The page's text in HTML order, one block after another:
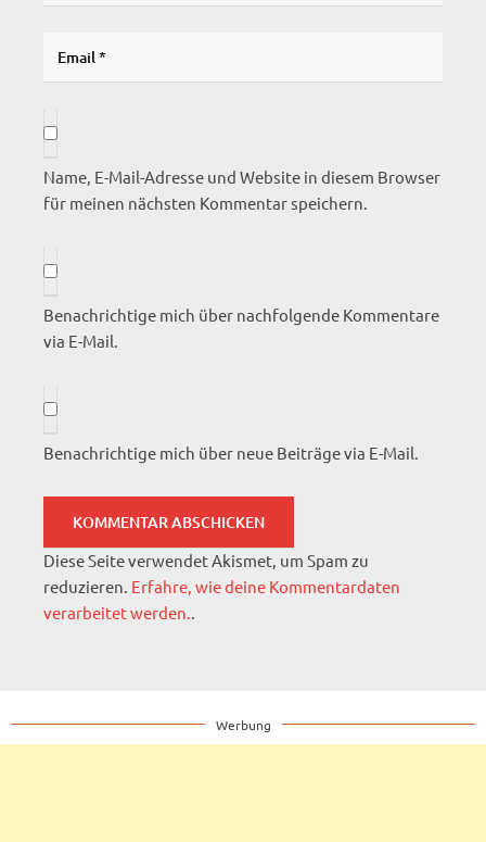
Name, E-Mail-Adresse und Website in diesem Browser
für meinen nächsten Kommentar speichern.
Benachrichtige mich über nachfolgende Kommentare
via E-Mail.
Benachrichtige mich über neue Beiträge via E-Mail.
Diese Seite verwendet Akismet, um Spam zu
reduzieren. Erfahre, wie deine Kommentardaten
verarbeitet werden..
Werbung